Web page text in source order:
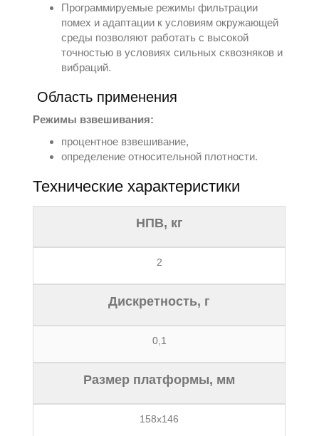
Программируемые режимы фильтрации
помех и адаптации к условиям окружающей
среды позволяют работать с высокой
точностью в условиях сильных сквозняков и
вибраций.
Область применения
Режимы взвешивания:
процентное взвешивание,
определение относительной плотности.
Технические характеристики
НПВ, кг
2
Дискретность, г
0,1
Размер платформы, мм
158x146